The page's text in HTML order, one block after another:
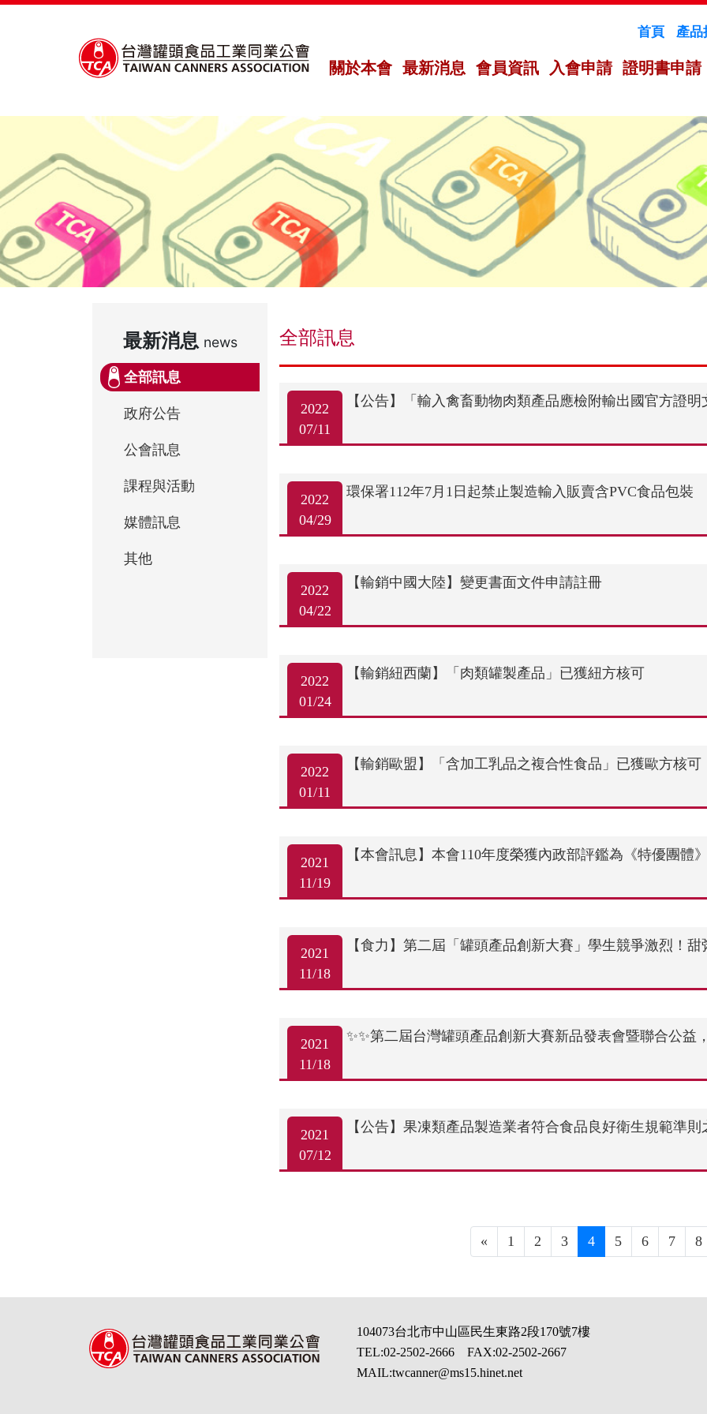
關於本會 最新消息 會員資訊 入會申請 證明書申請
首頁 產品
最新消息 news
全部訊息
政府公告
公會訊息
課程與活動
媒體訊息
其他
全部訊息
2022
07/11
【公告】「輸入禽畜動物肉類產品應檢附輸出國官方證
2022
04/29
環保署112年7月1日起禁止製造輸入販賣含PVC食品包裝
2022
04/22
【輸銷中國大陸】變更書面文件申請註冊
2022
01/24
【輸銷紐西蘭】「肉類罐製產品」已獲紐方核可
2022
01/11
【輸銷歐盟】「含加工乳品之複合性食品」已獲歐方核可
2021
11/19
【本會訊息】本會110年度榮獲內政部評鑑為《特優團體》
2021
11/18
【食力】第二屆「罐頭產品創新大賽」學生競爭激烈！
2021
11/18
✨✨第二屆台灣罐頭產品創新大賽新品發表會暨聯合公益
2021
07/12
【公告】果凍類產品製造業者符合食品良好衛生規範準則
« 1 2 3 4 5 6 7 8
104073台北市中山區民生東路2段170號7樓
TEL:02-2502-2666 FAX:02-2502-2667
MAIL:twcanner@ms15.hinet.net